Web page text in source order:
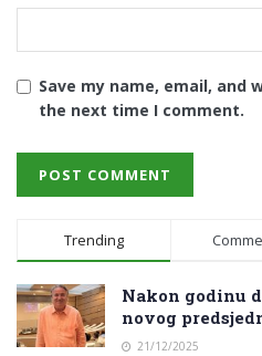
Save my name, email,
the next time I comment.
Trending
Nakon godinu
novog
21/12/2025